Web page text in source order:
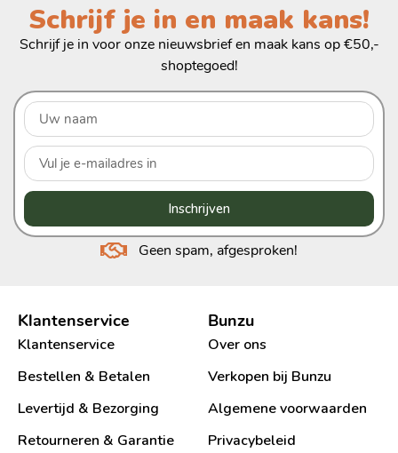
Schrijf je in en maak kans!
Schrijf je in voor onze nieuwsbrief en maak kans op €50,-
shoptegoed!
Inschrijven
Geen spam, afgesproken!
Klantenservice
Klantenservice
Bestellen & Betalen
Levertijd & Bezorging
Retourneren & Garantie
Bunzu
Over ons
Verkopen bij Bunzu
Algemene voorwaarden
Privacybeleid